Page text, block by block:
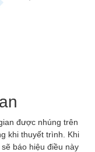
được nhúng trên
khi thuyết trình. Khi
báo hiệu điều này